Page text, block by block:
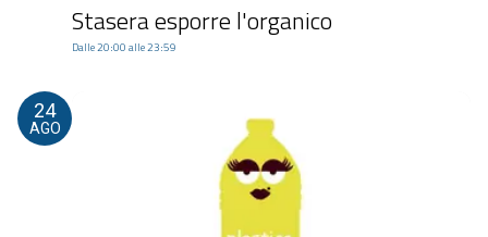
Stasera esporre l'organico
Dalle 20:00 alle 23:59
24
AGO